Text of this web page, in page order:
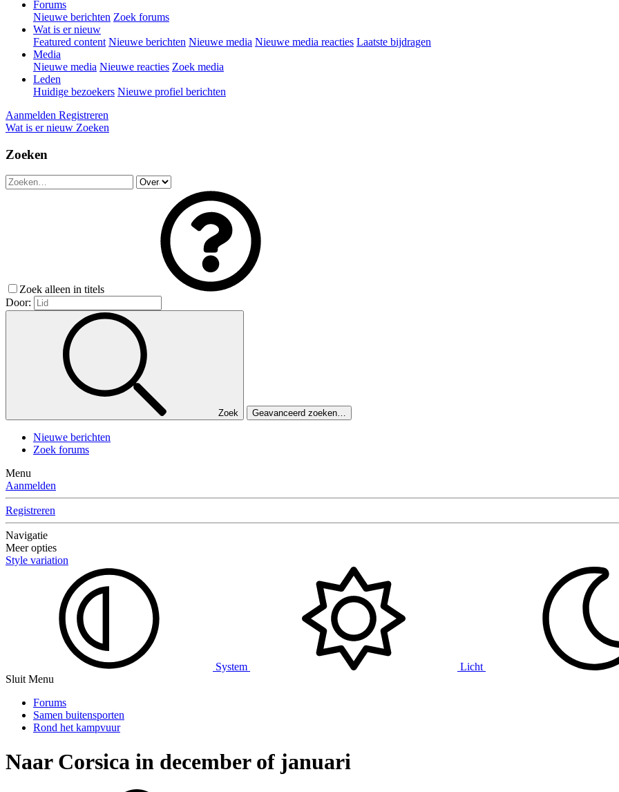
Forums
Nieuwe berichten Zoek forums
Wat is er nieuw
Featured content Nieuwe berichten Nieuwe media Nieuwe media reacties Laatste bijdragen
Media
Nieuwe media Nieuwe reacties Zoek media
Leden
Huidige bezoekers Nieuwe profiel berichten
Aanmelden Registreren
Wat is er nieuw Zoeken
Zoeken
Zoek alleen in titels
Door:
Zoek Geavanceerd zoeken…
Nieuwe berichten
Zoek forums
Menu
Aanmelden
Registreren
Navigatie
Meer opties
Style variation
System Licht
Sluit Menu
Forums
Samen buitensporten
Rond het kampvuur
Naar Corsica in december of januari